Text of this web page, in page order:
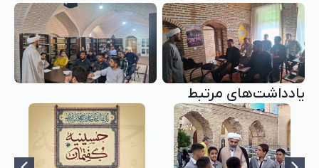
یادداشت‌های مرتبط